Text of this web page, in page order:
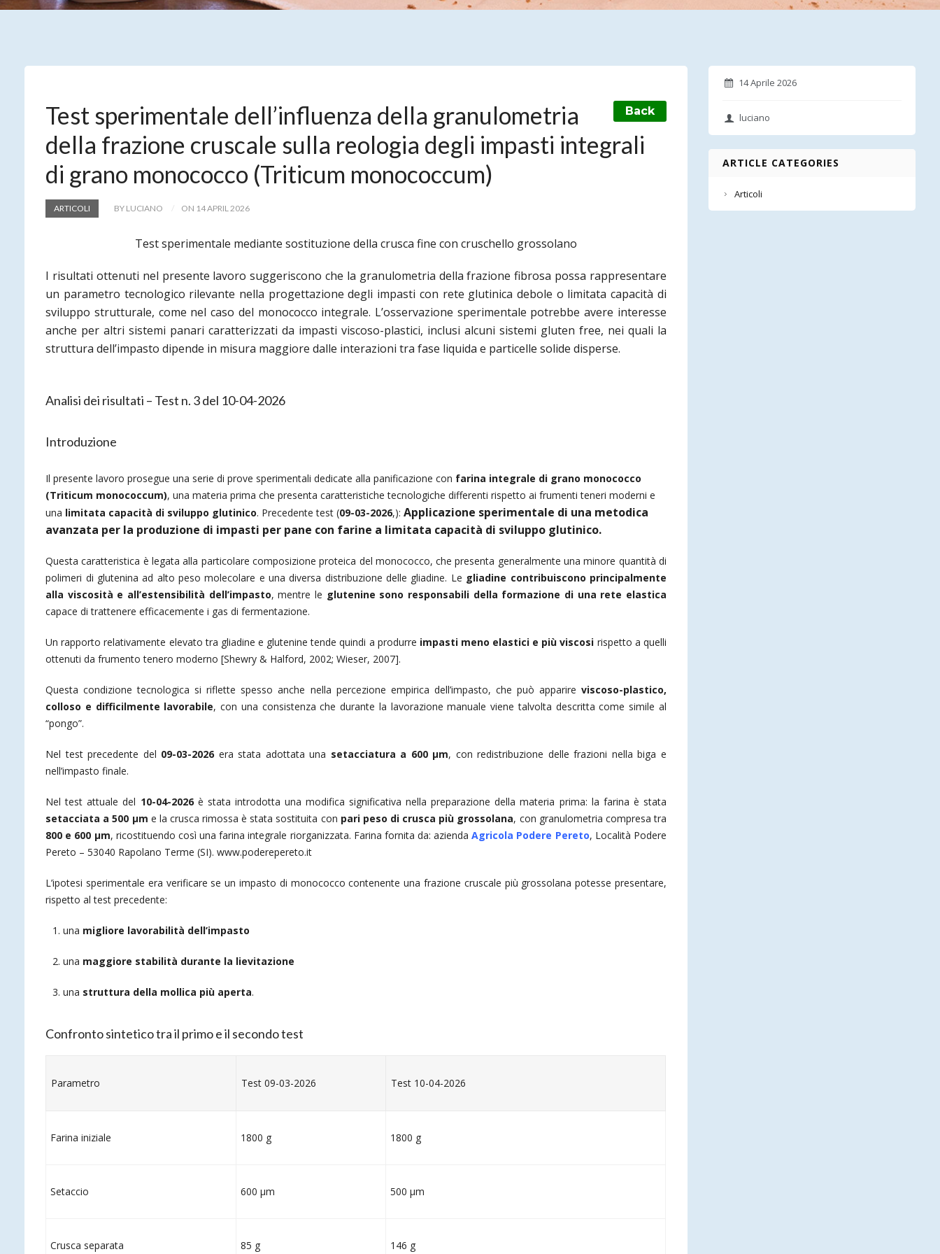
Back
Test sperimentale dell’influenza della granulometria
della frazione cruscale sulla reologia degli impasti integrali
di grano monococco (Triticum monococcum)
ARTICOLI BY LUCIANO ON 14 APRIL 2026
Test sperimentale mediante sostituzione della crusca fine con cruschello grossolano
I risultati ottenuti nel presente lavoro suggeriscono che la granulometria della frazione fibrosa possa rappresentare
un parametro tecnologico rilevante nella progettazione degli impasti con rete glutinica debole o limitata capacità di
sviluppo strutturale, come nel caso del monococco integrale. L’osservazione sperimentale potrebbe avere interesse
anche per altri sistemi panari caratterizzati da impasti viscoso-plastici, inclusi alcuni sistemi gluten free, nei quali la
struttura dell’impasto dipende in misura maggiore dalle interazioni tra fase liquida e particelle solide disperse.
Analisi dei risultati – Test n. 3 del 10-04-2026
Introduzione
Il presente lavoro prosegue una serie di prove sperimentali dedicate alla panificazione con farina integrale di grano monococco
(Triticum monococcum), una materia prima che presenta caratteristiche tecnologiche differenti rispetto ai frumenti teneri moderni e
una limitata capacità di sviluppo glutinico. Precedente test (09-03-2026,):Applicazione sperimentale di una metodica
avanzata per la produzione di impasti per pane con farine a limitata capacità di sviluppo glutinico.
Questa caratteristica è legata alla particolare composizione proteica del monococco, che presenta generalmente una minore quantità di
polimeri di glutenina ad alto peso molecolare e una diversa distribuzione delle gliadine. Le gliadine contribuiscono principalmente
alla viscosità e all’estensibilità dell’impasto, mentre le glutenine sono responsabili della formazione di una rete elastica
capace di trattenere efficacemente i gas di fermentazione.
Un rapporto relativamente elevato tra gliadine e glutenine tende quindi a produrre impasti meno elastici e più viscosi rispetto a quelli
ottenuti da frumento tenero moderno [Shewry & Halford, 2002; Wieser, 2007].
Questa condizione tecnologica si riflette spesso anche nella percezione empirica dell’impasto, che può apparire viscoso-plastico,
colloso e difficilmente lavorabile, con una consistenza che durante la lavorazione manuale viene talvolta descritta come simile al
“pongo”.
Nel test precedente del 09-03-2026 era stata adottata una setacciatura a 600 µm, con redistribuzione delle frazioni nella biga e
nell’impasto finale.
Nel test attuale del 10-04-2026è stata introdotta una modifica significativa nella preparazione della materia prima: la farina è stata
setacciata a 500 µm e la crusca rimossa è stata sostituita con pari peso di crusca più grossolana, con granulometria compresa tra
800 e 600 µm, ricostituendo così una farina integrale riorganizzata. Farina fornita da: aziendaAgricola Podere Pereto, Località Podere
Pereto – 53040 Rapolano Terme (SI). www.poderepereto.it
L’ipotesi sperimentale era verificare se un impasto di monococco contenente una frazione cruscale più grossolana potesse presentare,
rispetto al test precedente:
una migliore lavorabilità dell’impasto
una maggiore stabilità durante la lievitazione
una struttura della mollica più aperta.
Confronto sintetico tra il primo e il secondo test
Parametro Test 09-03-2026 Test 10-04-2026
Farina iniziale 1800 g 1800 g
Setaccio 600 µm 500 µm
Crusca separata 85 g 146 g
14 Aprile 2026
luciano
ARTICLE CATEGORIES
Articoli